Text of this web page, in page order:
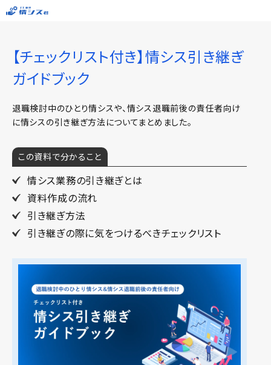
【チェックリスト付き】情シス引き継ぎ
ガイドブック
退職検討中のひとり情シスや、情シス退職前後の責任者向け
に情シスの引き継ぎ方法についてまとめました。
この資料で分かること
情シス業務の引き継ぎとは
資料作成の流れ
引き継ぎ方法
引き継ぎの際に気をつけるべきチェックリスト